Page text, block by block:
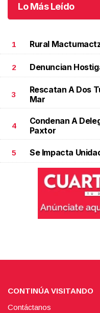
Lo Más Leído
1 Rural
2 Denuncian
3
Rescatan A Dos
Mar
4
Condenan A
Paxtor
5 Se Impacta
CONTINÚA VISITANDO
Contáctanos